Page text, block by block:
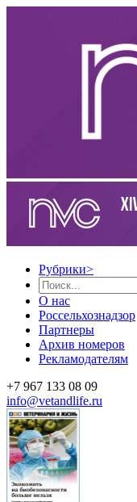
Рубрики>
О нас
Россельхознадзор
Партнеры
Архив номеров
Рекламодателям
+7 967 133 08 09
info@vetandlife.ru